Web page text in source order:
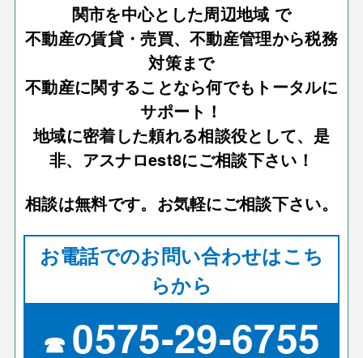
関市を中心とした周辺地域 で
不動産の賃貸・売買、不動産管理から税務
対策まで
不動産に関することなら何でもトータルに
サポート！
地域に密着した頼れる相談役として、是
非、アスナロest8にご相談下さい！
相談は無料です。お気軽にご相談下さい。
お電話でのお問い合わせはこち
らから
☎ 0575-29-6755